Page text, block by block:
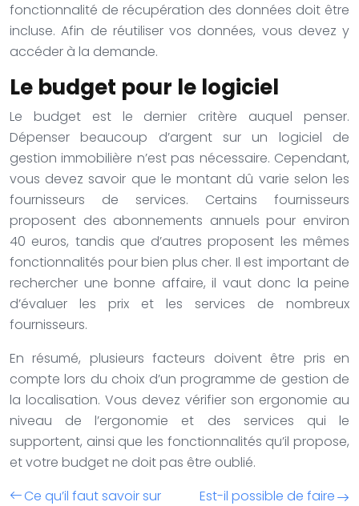
fonctionnalité de récupération des données doit être
incluse. Afin de réutiliser vos données, vous devez y
accéder à la demande.
Le budget pour le logiciel
Le budget est le dernier critère auquel penser.
Dépenser beaucoup d’argent sur un logiciel de
gestion immobilière n’est pas nécessaire. Cependant,
vous devez savoir que le montant dû varie selon les
fournisseurs de services. Certains fournisseurs
proposent des abonnements annuels pour environ
40 euros, tandis que d’autres proposent les mêmes
fonctionnalités pour bien plus cher. Il est important de
rechercher une bonne affaire, il vaut donc la peine
d’évaluer les prix et les services de nombreux
fournisseurs.
En résumé, plusieurs facteurs doivent être pris en
compte lors du choix d’un programme de gestion de
la localisation. Vous devez vérifier son ergonomie au
niveau de l’ergonomie et des services qui le
supportent, ainsi que les fonctionnalités qu’il propose,
et votre budget ne doit pas être oublié.
Ce qu’il faut savoir sur
Est-il possible de faire